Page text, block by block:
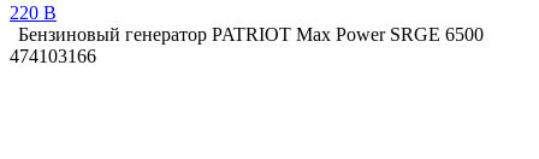
220 В
Бензиновый генератор PATRIOT Max Power SRGE 6500
474103166